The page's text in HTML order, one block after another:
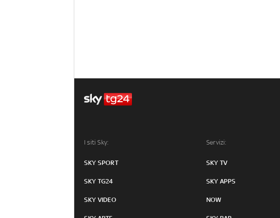
I siti Sky:
SKY SPORT
SKY TG24
SKY VIDEO
Servizi:
SKY TV
SKY APPS
NOW